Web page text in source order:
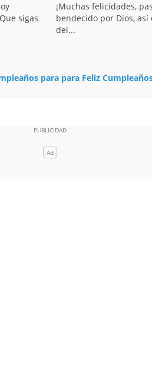
sigas
¡Muchas felicidades,
bendecido por Dios,
del...
para para Feliz